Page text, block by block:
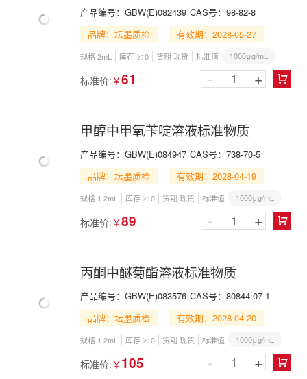
产品编号： GBW(E)082439 CAS号： 98-82-8
品牌：坛墨质检
有效期：2028-05-27
规格 2mL 库存 ≥10 货期 现货 标准值 1000μg/mL
标准价: ￥61 
- +
甲醇中甲氧苄啶溶液标准物质
产品编号： GBW(E)084947 CAS号： 738-70-5
品牌：坛墨质检
有效期：2028-04-19
规格 1.2mL 库存 ≥10 货期 现货 标准值 1000μg/mL
标准价: ￥89 
- +
丙酮中醚菊酯溶液标准物质
产品编号： GBW(E)083576 CAS号： 80844-07-1
品牌：坛墨质检
有效期：2028-04-20
规格 1.2mL 库存 ≥10 货期 现货 标准值 1000μg/mL
标准价: ￥ 105 
- +